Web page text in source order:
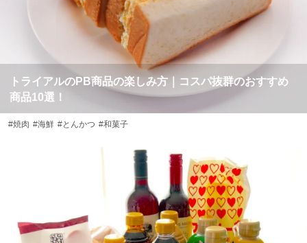
トライアルのPB商品の楽しみ方｜コスパ抜群のおすすめ
商品10選！
#焼肉 #海鮮 #とんかつ #和菓子